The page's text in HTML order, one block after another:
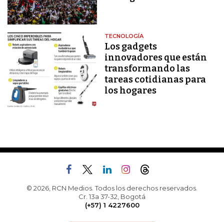
TECNOLOGÍA
Los gadgets
innovadores que están
transformando las
tareas cotidianas para
los hogares
© 2026, RCN Medios. Todos los derechos reservados.
Cr. 13a 37-32, Bogotá
(+57) 1 4227600